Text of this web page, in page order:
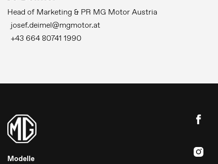
Head of Marketing & PR MG Motor Austria
josef.deimel@mgmotor.at
+43 664 80741 1990
Modelle